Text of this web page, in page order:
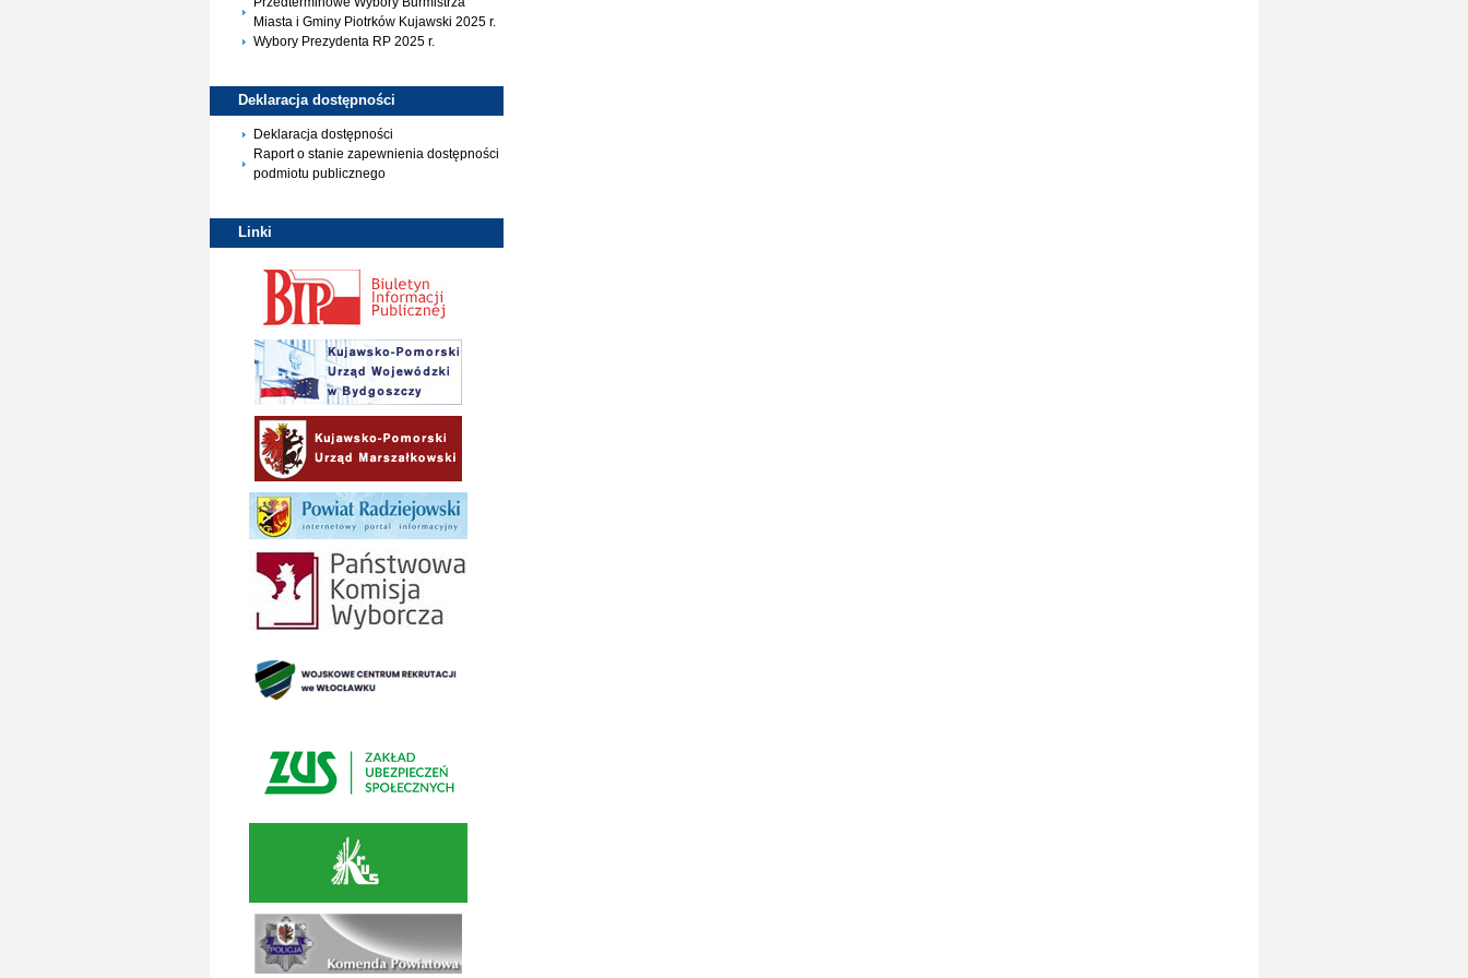
Miasta i Gminy Piotrków Kujawski 2025 r.
Wybory Prezydenta RP 2025 r.
Deklaracja dostępności
Deklaracja dostępności
Raport o stanie zapewnienia dostępności
podmiotu publicznego
Linki